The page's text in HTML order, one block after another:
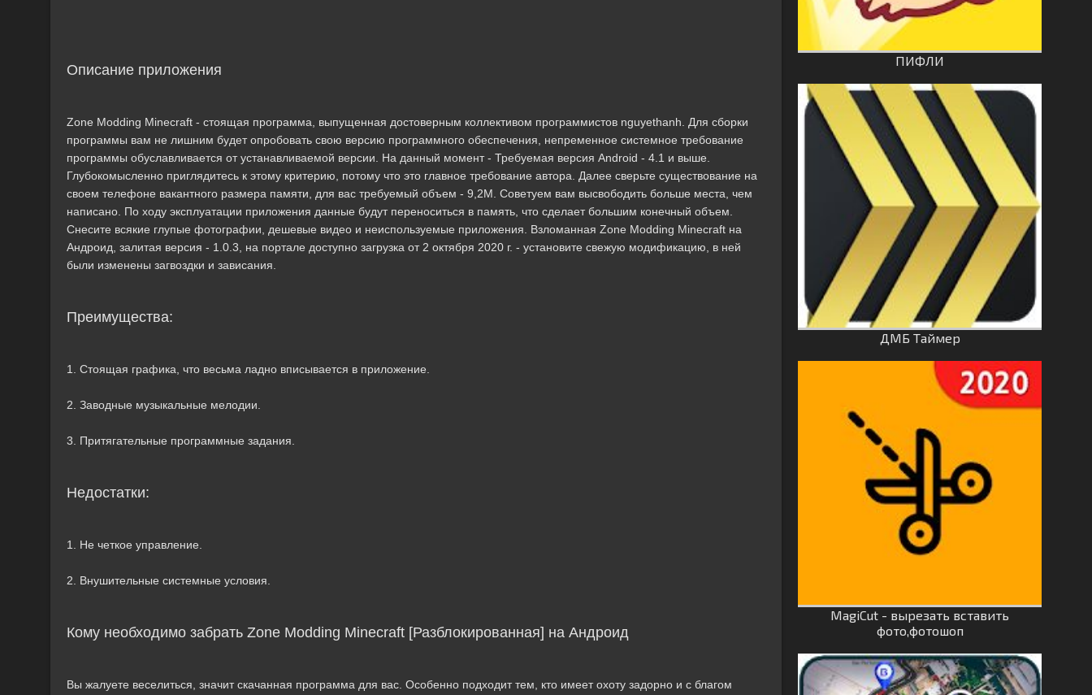
Описание приложения
Zone Modding Minecraft - стоящая программа, выпущенная достоверным коллективом программистов nguyethanh. Для сборки
программы вам не лишним будет опробовать свою версию программного обеспечения, непременное системное требование
программы обуславливается от устанавливаемой версии. На данный момент - Требуемая версия Android - 4.1 и выше.
Глубокомысленно приглядитесь к этому критерию, потому что это главное требование автора. Далее сверьте существование на
своем телефоне вакантного размера памяти, для вас требуемый объем - 9,2M. Советуем вам высвободить больше места, чем
написано. По ходу эксплуатации приложения данные будут переноситься в память, что сделает большим конечный объем.
Снесите всякие глупые фотографии, дешевые видео и неиспользуемые приложения. Взломанная Zone Modding Minecraft на
Андроид, залитая версия - 1.0.3, на портале доступно загрузка от 2 октября 2020 г. - установите свежую модификацию, в ней
были изменены загвоздки и зависания.
Преимущества:
1. Стоящая графика, что весьма ладно вписывается в приложение.
2. Заводные музыкальные мелодии.
3. Притягательные программные задания.
Недостатки:
1. Не четкое управление.
2. Внушительные системные условия.
Кому необходимо забрать Zone Modding Minecraft [Разблокированная] на Андроид
Вы жалуете веселиться, значит скачанная программа для вас. Особенно подходит тем, кто имеет охоту задорно и с благом
ПИФЛИ
ДМБ Таймер
MagiCut - вырезать вставить
фото,фотошоп